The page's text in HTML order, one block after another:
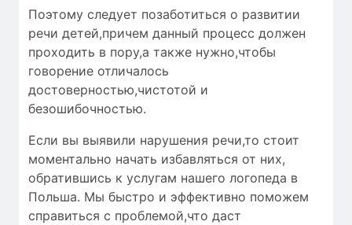
Поэтому следует позаботиться о развитии
речи детей,причем данный процесс должен
проходить в пору,а также нужно,чтобы
говорение отличалось
достоверностью,чистотой и
безошибочностью.
Если вы выявили нарушения речи,то стоит
моментально начать избавляться от них,
обратившись к услугам нашего логопеда в
Польша. Мы быстро и эффективно поможем
справиться с проблемой,что даст